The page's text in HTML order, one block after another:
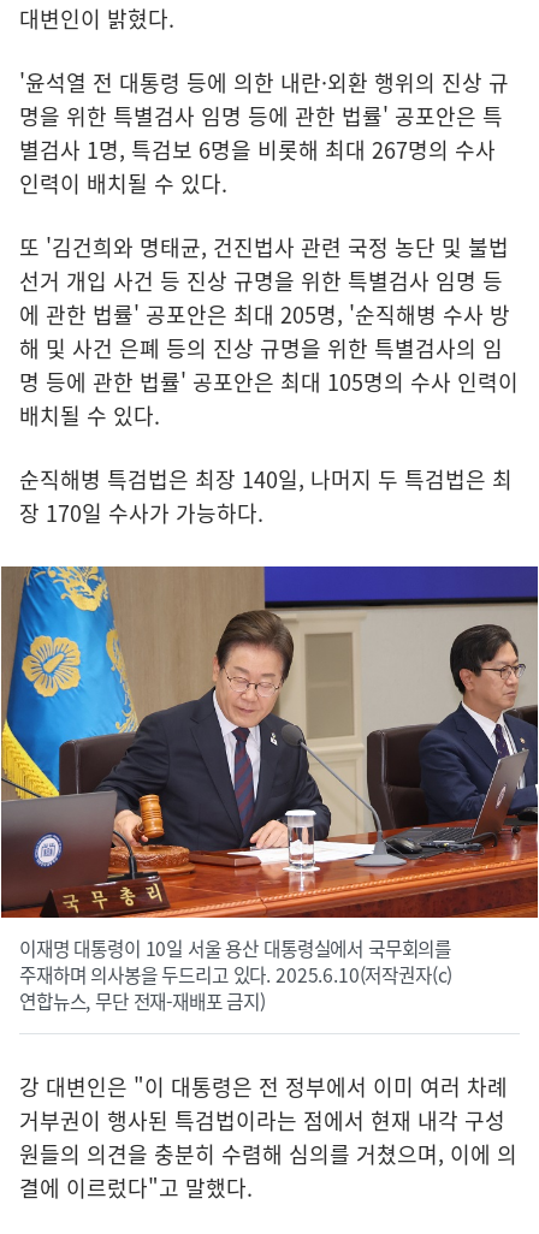
대변인이 밝혔다.
'윤석열 전 대통령 등에 의한 내란·외환 행위의 진상 규
명을 위한 특별검사 임명 등에 관한 법률' 공포안은 특
별검사 1명, 특검보 6명을 비롯해 최대 267명의 수사
인력이 배치될 수 있다.
또 '김건희와 명태균, 건진법사 관련 국정 농단 및 불법
선거 개입 사건 등 진상 규명을 위한 특별검사 임명 등
에 관한 법률' 공포안은 최대 205명, '순직해병 수사 방
해 및 사건 은폐 등의 진상 규명을 위한 특별검사의 임
명 등에 관한 법률' 공포안은 최대 105명의 수사 인력이
배치될 수 있다.
순직해병 특검법은 최장 140일, 나머지 두 특검법은 최
장 170일 수사가 가능하다.
이재명 대통령이 10일 서울 용산 대통령실에서 국무회의를
주재하며 의사봉을 두드리고 있다. 2025.6.10(저작권자(c)
연합뉴스, 무단 전재-재배포 금지)
강 대변인은 "이 대통령은 전 정부에서 이미 여러 차례
거부권이 행사된 특검법이라는 점에서 현재 내각 구성
원들의 의견을 충분히 수렴해 심의를 거쳤으며, 이에 의
결에 이르렀다"고 말했다.